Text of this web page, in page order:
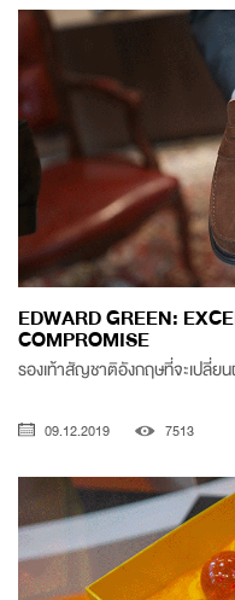
EDWARD GREEN:
COMPROMISE
รองเท้าสัญชาติอังกฤษที่จะเปลี่ย
09.12.2019 7513